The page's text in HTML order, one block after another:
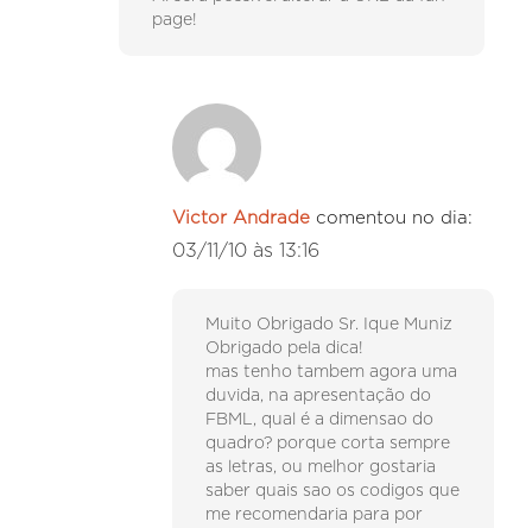
page!
Victor Andrade comentou no dia:
03/11/10 às 13:16
Muito Obrigado Sr. Ique Muniz
Obrigado pela dica!
mas tenho tambem agora uma
duvida, na apresentação do
FBML, qual é a dimensao do
quadro? porque corta sempre
as letras, ou melhor gostaria
saber quais sao os codigos que
me recomendaria para por